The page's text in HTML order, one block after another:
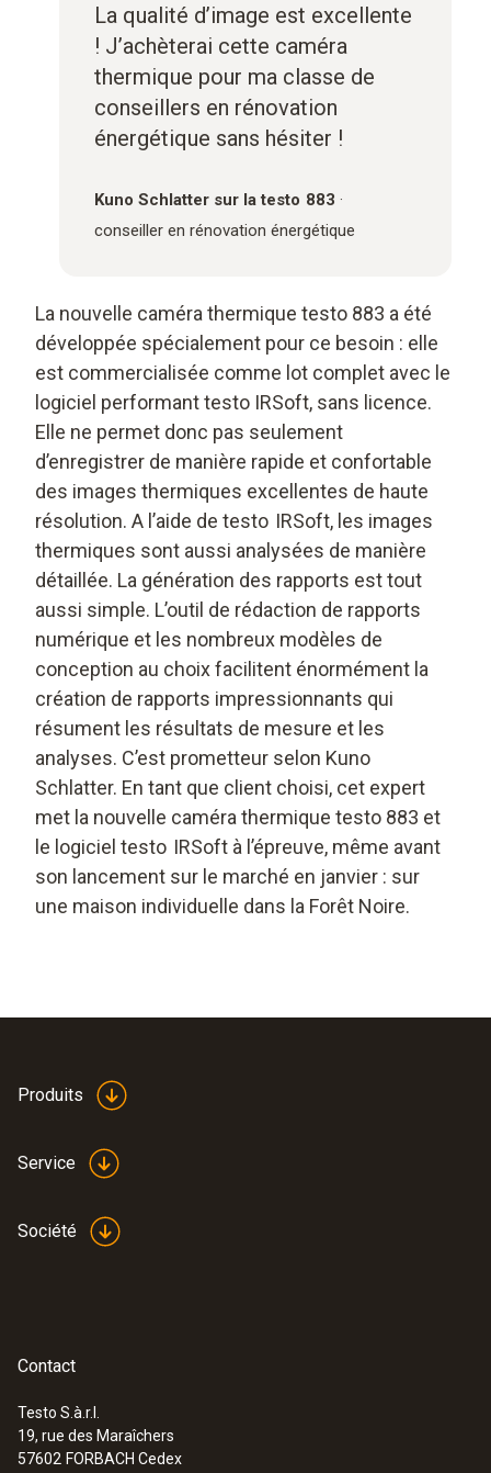
La qualité d’image est excellente
! J’achèterai cette caméra
thermique pour ma classe de
conseillers en rénovation
énergétique sans hésiter !
Kuno Schlatter sur la testo 883 ·
conseiller en rénovation énergétique
La nouvelle caméra thermique testo 883 a été
développée spécialement pour ce besoin : elle
est commercialisée comme lot complet avec le
logiciel performant testo IRSoft, sans licence.
Elle ne permet donc pas seulement
d’enregistrer de manière rapide et confortable
des images thermiques excellentes de haute
résolution. A l’aide de testo IRSoft, les images
thermiques sont aussi analysées de manière
détaillée. La génération des rapports est tout
aussi simple. L’outil de rédaction de rapports
numérique et les nombreux modèles de
conception au choix facilitent énormément la
création de rapports impressionnants qui
résument les résultats de mesure et les
analyses. C’est prometteur selon Kuno
Schlatter. En tant que client choisi, cet expert
met la nouvelle caméra thermique testo 883 et
le logiciel testo IRSoft à l’épreuve, même avant
son lancement sur le marché en janvier : sur
une maison individuelle dans la Forêt Noire.
Produits
Service
Société
Contact
Testo S.à.r.l.
19, rue des Maraîchers
57602 FORBACH Cedex